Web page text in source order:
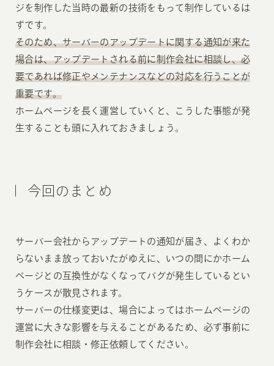
ジを制作した当時の最新の技術をもって制作しているは
ずです。
そのため、サーバーのアップデートに関する通知が来た
場合は、アップデートされる前に制作会社に相談し、必
要であれば修正やメンテナンスなどの対応を行うことが
重要です。
ホームページを長く運営していくと、こうした事態が発
生することも頭に入れておきましょう。
今回のまとめ
サーバー会社からアップデートの通知が届き、よくわか
らないまま放っておいたがゆえに、いつの間にかホーム
ページとの互換性がなくなってバグが発生しているとい
うケースが散見されます。
サーバーの仕様変更は、場合によってはホームページの
運営に大きな影響を与えることがあるため、必ず事前に
制作会社に相談・修正依頼してください。